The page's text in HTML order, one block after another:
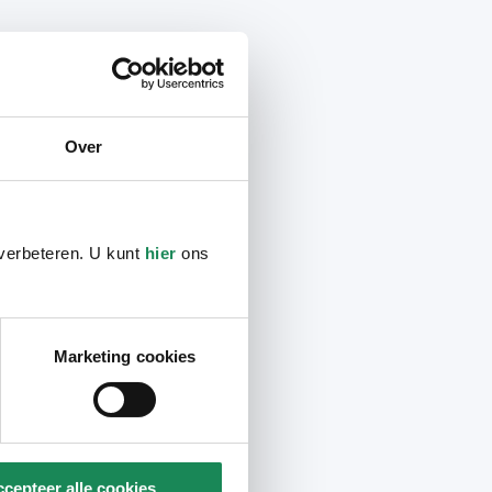
Over
U kunt hier ons
Marketing cookies
alle cookies